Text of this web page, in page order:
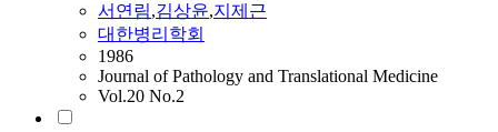
서연림,김상윤,지제근
대한병리학회
1986
Journal of Pathology and Translational Medicine
Vol.20 No.2